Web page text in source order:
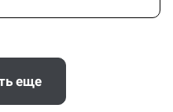
Дневник по
Дневнику по
еще